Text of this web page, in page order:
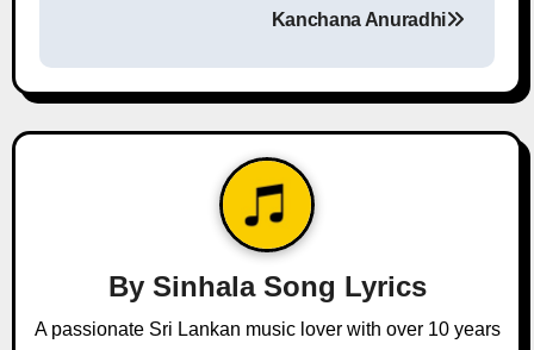
n
a
a
Kanchana Anuradhi
By Sinhala Song Lyrics
A passionate Sri Lankan music lover with over 10 years